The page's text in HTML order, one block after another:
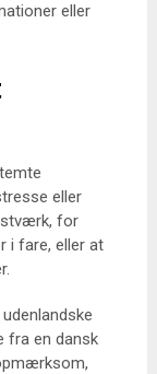
eller
eller
for
i fare, eller at
fra en dansk